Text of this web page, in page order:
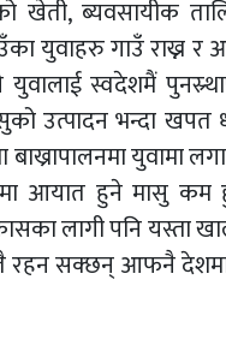
खेती, ब्यवसायीक
युवाहरु गाउँ राख्न र
स्वदेशमैं
उत्पादन भन्दा
युवामा
आयात हुने मासु
लागी पनि यस्ता
रहन सक्छन् आफनै